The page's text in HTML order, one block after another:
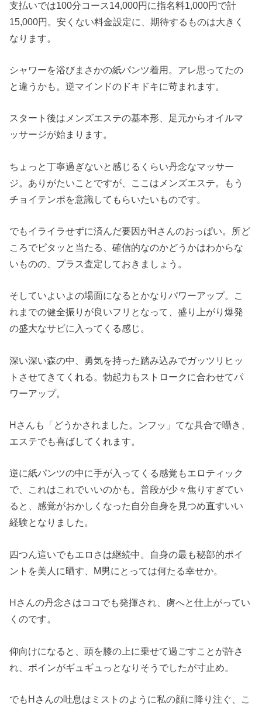
支払いでは100分コース14,000円に指名料1,000円で計
15,000円。安くない料金設定に、期待するものは大きく
なります。
シャワーを浴びまさかの紙パンツ着用。アレ思ってたの
と違うかも。逆マインドのドキドキに苛まれます。
スタート後はメンズエステの基本形、足元からオイルマ
ッサージが始まります。
ちょっと丁寧過ぎないと感じるくらい丹念なマッサー
ジ。ありがたいことですが、ここはメンズエステ。もう
チョイテンポを意識してもらいたいものです。
でもイライラせずに済んだ要因がHさんのおっぱい。所ど
ころでピタッと当たる、確信的なのかどうかはわからな
いものの、プラス査定しておきましょう。
そしていよいよの場面になるとかなりパワーアップ。こ
れまでの健全振りが良いフリとなって、盛り上がり爆発
の盛大なサビに入ってくる感じ。
深い深い森の中、勇気を持った踏み込みでガッツリヒッ
トさせてきてくれる。勃起力もストロークに合わせてパ
ワーアップ。
Hさんも「どうかされました。ンフッ」てな具合で囁き、
エステでも喜ばしてくれます。
逆に紙パンツの中に手が入ってくる感覚もエロティック
で、これはこれでいいのかも。普段が少々焦りすぎてい
ると、感覚がおかしくなった自分自身を見つめ直すいい
経験となりました。
四つん這いでもエロさは継続中。自身の最も秘部的ポイ
ントを美人に晒す、M男にとっては何たる幸せか。
Hさんの丹念さはココでも発揮され、虜へと仕上がってい
くのです。
仰向けになると、頭を膝の上に乗せて過ごすことが許さ
れ、ボインがギュギュっとなりそうでしたが寸止め。
でもHさんの吐息はミストのように私の顔に降り注ぐ、こ